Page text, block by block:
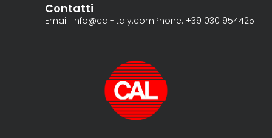
Contatti
Email: info@cal-italy.comPhone: +39 030 954425